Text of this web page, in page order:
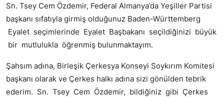
Sn. Tsey Cem Özdemir, Federal Almanya’da Yeşiller Partisi
başkanı sıfatıyla girmiş olduğunuz Baden-Württemberg
Eyalet seçimlerinde Eyalet Başbakanı seçildiğinizi büyük
bir mutlulukla öğrenmiş bulunmaktayım.
Şahsım adına, Birleşik Çerkesya Konseyi Soykırım Komitesi
başkanı olarak ve Çerkes halkı adına sizi gönülden tebrik
ederim. Sn. Tsey Cem Özdemir, bildiğiniz gibi Çerkes